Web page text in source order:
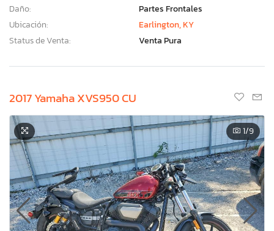
Daño:
Partes Frontales
Ubicación:
Earlington, KY
Status de Venta:
Venta Pura
2017 Yamaha XVS950 CU
1/9